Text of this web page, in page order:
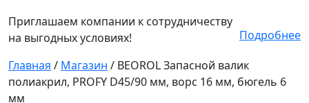
Приглашаем компании к сотрудничеству
на выгодных условиях!
Подробнее
Главная / Магазин / BEOROL Запасной валик
полиакрил, PROFY D45/90 мм, ворс 16 мм, бюгель 6
мм